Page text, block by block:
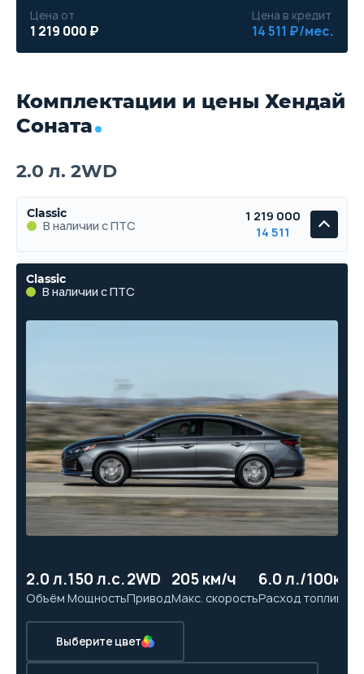
Цена от
1 219 000 ₽
Цена в кредит
14 511 ₽/мес.
Комплектации и цены Хендай
Соната
2.0 л. 2WD
Classic
В наличии с ПТС
1 219 000
14 511
Classic
В наличии с ПТС
2.0 л.
Объём
150 л.с.
Мощность
2WD
Привод
205 км/ч
Макс. скорость
6.0 л./100км
Расход топлива
Выберите цвет